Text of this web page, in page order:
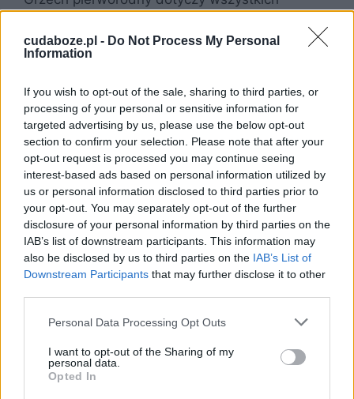
cudaboze.pl - Do Not Process My Personal
Information
If you wish to opt-out of the sale, sharing to third parties, or
processing of your personal or sensitive information for
targeted advertising by us, please use the below opt-out
section to confirm your selection. Please note that after your
opt-out request is processed you may continue seeing
interest-based ads based on personal information utilized by
us or personal information disclosed to third parties prior to
your opt-out. You may separately opt-out of the further
disclosure of your personal information by third parties on the
IAB’s list of downstream participants. This information may
also be disclosed by us to third parties on the IAB’s List of
Downstream Participants that may further disclose it to other
Personal Data Processing Opt Outs
I want to opt-out of the Sharing of my
personal data.
Opted In
wszystkich katolików. Według dogmatu, jedyną
osobą wolną od ciężaru grzechu pierworodnego
dziedziczony z pokolenia na pokolenie,
przenoszony w chwili poczęcia z rodziców na
dziecko. Z tego względu nie da się uniknąć
grzechu pierworodnego.
Skutki grzechu
pierworodnego
Grzech pierworodny popełniony przez
pierwszych ludzi przede wszystkim osłabił
naturę człowieka i uczynił z niego stworzenie
posiadające trudności w zdobywaniu wiedzy i
dostrzeganiu prawdy, a także doświadczające